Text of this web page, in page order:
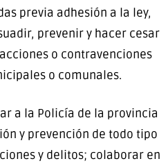
previa adhesión a la ley,
prevenir y hacer cesar
o contravenciones
o comunales.
a la Policía de la provincia
y prevención de todo tipo
y delitos; colaborar en